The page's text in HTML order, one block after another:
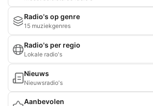
Radio's op genre
15 muziekgenres
Radio's per regio
Lokale radio's
Nieuws
Nieuwsradio's
Aanbevolen